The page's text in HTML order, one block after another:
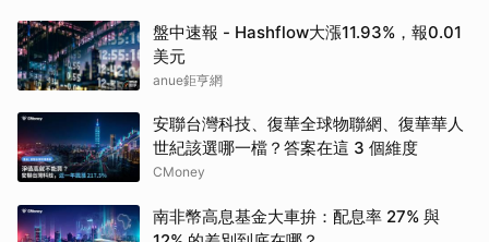
盤中速報 - Hashflow大漲11.93%，報0.01
美元
anue鉅亨網
安聯台灣科技、復華全球物聯網、復華華人
世紀該選哪一檔？答案在這 3 個維度
CMoney
南非幣高息基金大車拚：配息率 27% 與